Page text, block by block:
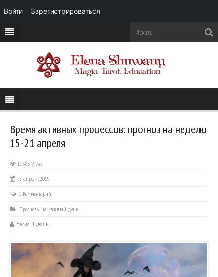
Время активных процессов: прогноз на неделю
15-21 апреля
10383 Views
15 апреля, 2019
1 Комментарий
Прогнозы на каждый день
Магия Шувани
Войти Зарегистрироваться